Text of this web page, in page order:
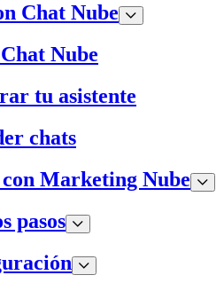
Chat Nube
Nube
tu asistente
chats
Marketing Nube
pasos